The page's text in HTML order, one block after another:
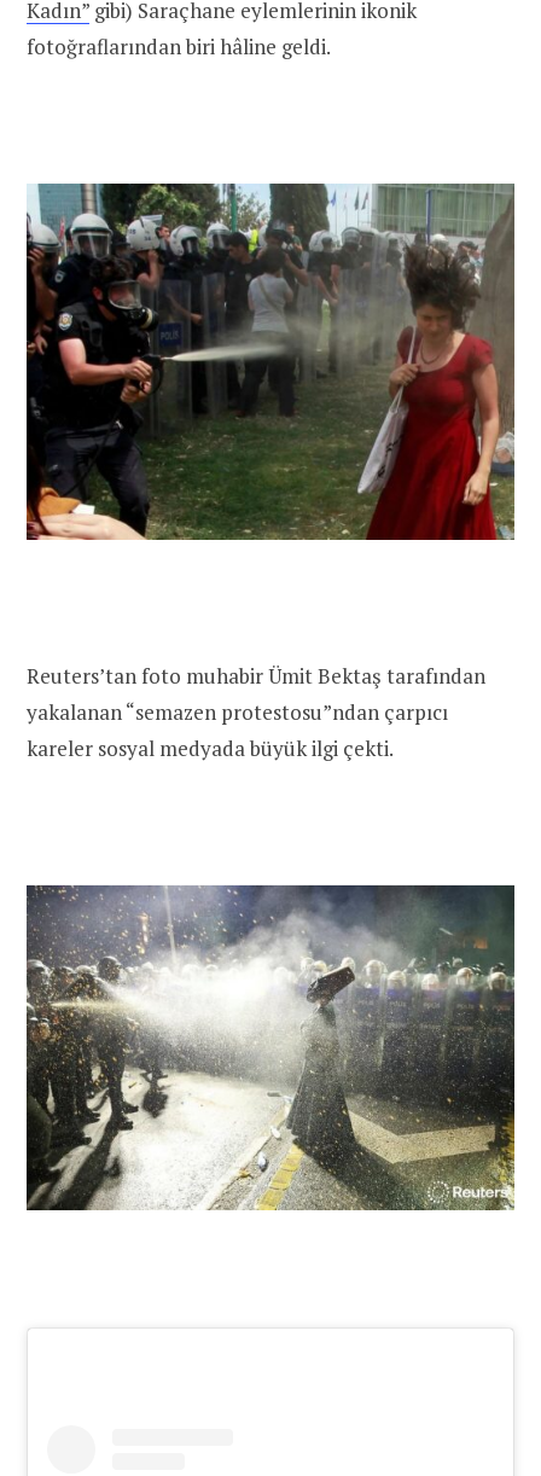
Kadın” gibi) Saraçhane eylemlerinin ikonik
fotoğraflarından biri hâline geldi.
Reuters’tan foto muhabir Ümit Bektaş tarafından
yakalanan “semazen protestosu”ndan çarpıcı
kareler sosyal medyada büyük ilgi çekti.